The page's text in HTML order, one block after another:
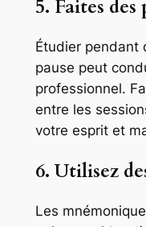
5. Faites des
Étudier pendant
pause peut
professionnel.
entre les
votre esprit et
6. Utilisez
Les